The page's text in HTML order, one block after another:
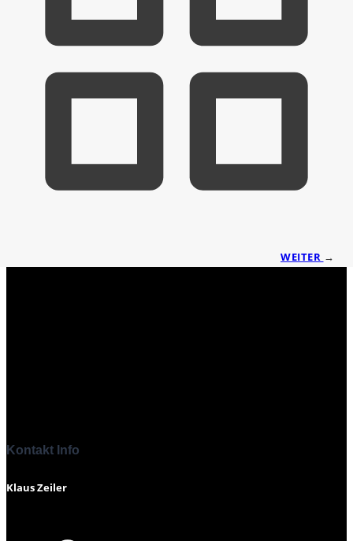
WEITER →
Kontakt Info
Klaus Zeiler